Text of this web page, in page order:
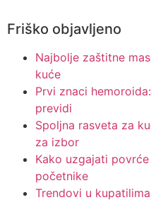
Friško objavljeno
Najbolje zaštitne
kuće
Prvi znaci
previdi
Spoljna rasveta za
za izbor
Kako uzgajati
početnike
Trendovi u